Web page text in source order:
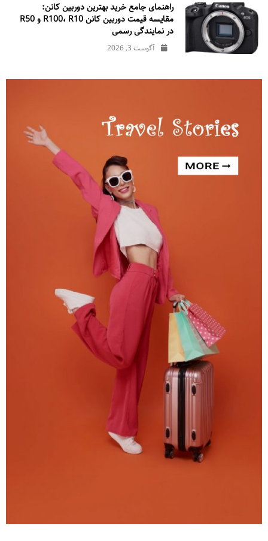
راهنمای جامع خرید بهترین دوربین کانن:
مقایسه قیمت دوربین کانن R100، R10 و R50
در نمایندگی رسمی
آگوست 3, 2026